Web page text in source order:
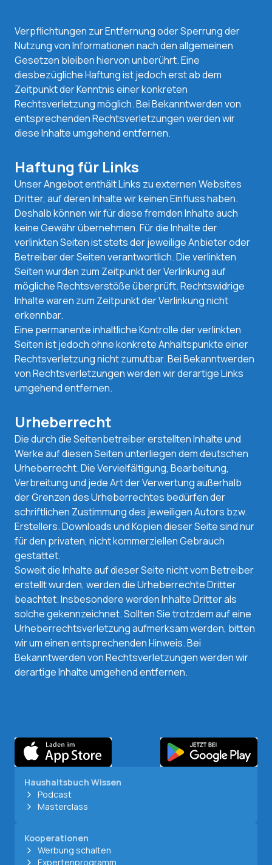
Verpflichtungen zur Entfernung oder Sperrung der
Nutzung von Informationen nach den allgemeinen
Gesetzen bleiben hiervon unberührt. Eine
diesbezügliche Haftung ist jedoch erst ab dem
Zeitpunkt der Kenntnis einer konkreten
Rechtsverletzung möglich. Bei Bekanntwerden von
entsprechenden Rechtsverletzungen werden wir
diese Inhalte umgehend entfernen.
Haftung für Links
Unser Angebot enthält Links zu externen Websites
Dritter, auf deren Inhalte wir keinen Einfluss haben.
Deshalb können wir für diese fremden Inhalte auch
keine Gewähr übernehmen. Für die Inhalte der
verlinkten Seiten ist stets der jeweilige Anbieter oder
Betreiber der Seiten verantwortlich. Die verlinkten
Seiten wurden zum Zeitpunkt der Verlinkung auf
mögliche Rechtsverstöße überprüft. Rechtswidrige
Inhalte waren zum Zeitpunkt der Verlinkung nicht
erkennbar.
Eine permanente inhaltliche Kontrolle der verlinkten
Seiten ist jedoch ohne konkrete Anhaltspunkte einer
Rechtsverletzung nicht zumutbar. Bei Bekanntwerden
von Rechtsverletzungen werden wir derartige Links
umgehend entfernen.
Urheberrecht
Die durch die Seitenbetreiber erstellten Inhalte und
Werke auf diesen Seiten unterliegen dem deutschen
Urheberrecht. Die Vervielfältigung, Bearbeitung,
Verbreitung und jede Art der Verwertung außerhalb
der Grenzen des Urheberrechtes bedürfen der
schriftlichen Zustimmung des jeweiligen Autors bzw.
Erstellers. Downloads und Kopien dieser Seite sind nur
für den privaten, nicht kommerziellen Gebrauch
gestattet.
Soweit die Inhalte auf dieser Seite nicht vom Betreiber
erstellt wurden, werden die Urheberrechte Dritter
beachtet. Insbesondere werden Inhalte Dritter als
solche gekennzeichnet. Sollten Sie trotzdem auf eine
Urheberrechtsverletzung aufmerksam werden, bitten
wir um einen entsprechenden Hinweis. Bei
Bekanntwerden von Rechtsverletzungen werden wir
derartige Inhalte umgehend entfernen.
Haushaltsbuch Wissen
Podcast
Masterclass
Kooperationen
Werbung schalten
Expertenprogramm